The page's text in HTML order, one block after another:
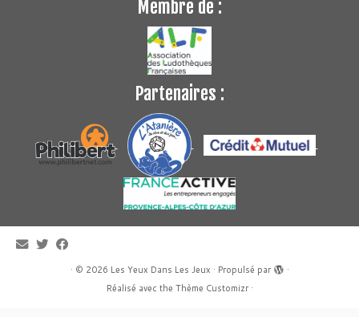
Membre de :
Partenaires :
· © 2026 Les Yeux Dans Les Jeux · Propulsé par
·
Réalisé avec the Thème Customizr·